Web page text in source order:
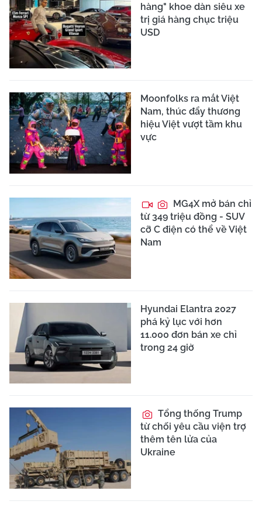
hàng" khoe dàn siêu xe
trị giá hàng chục triệu
USD
Moonfolks ra mắt Việt
Nam, thúc đẩy thương
hiệu Việt vượt tầm khu
vực
MG4X mở bán chỉ
từ 349 triệu đồng - SUV
cỡ C điện có thể về Việt
Nam
Hyundai Elantra 2027
phá kỷ lục với hơn
11.000 đơn bán xe chỉ
trong 24 giờ
Tổng thống Trump
từ chối yêu cầu viện trợ
thêm tên lửa của
Ukraine